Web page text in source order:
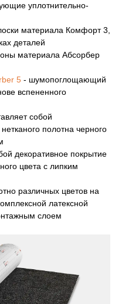
уплотнительно-
материала Комфорт 3,
деталей
материала Абсорбер
5 - шумопоглощающий
вспененного
собой
полотна черного
декоративное покрытие
цвета с липким
различных цветов на
латексной
слоем